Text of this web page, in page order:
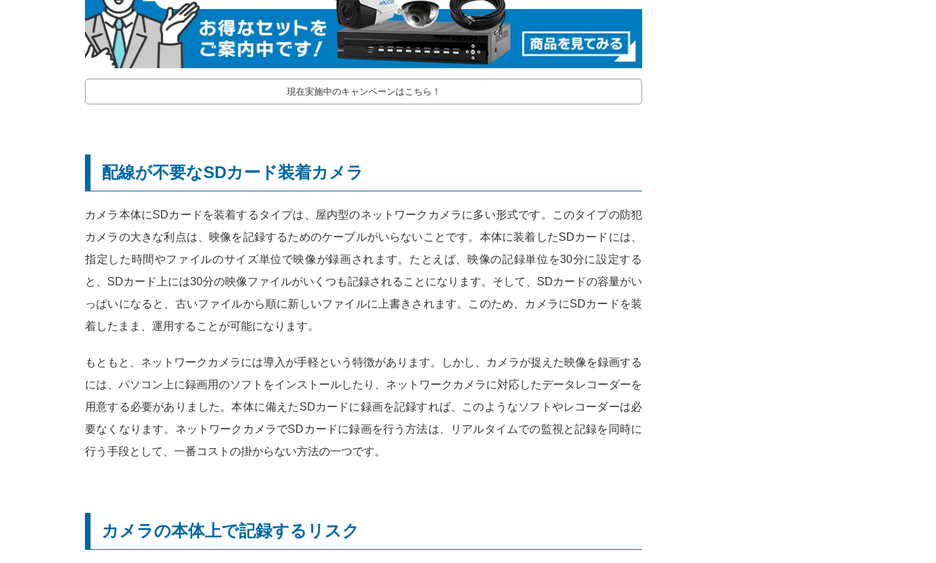
現在実施中のキャンペーンはこちら！
配線が不要なSDカード装着カメラ
カメラ本体にSDカードを装着するタイプは、屋内型のネットワークカメラに多い形式です。このタイプの防犯
カメラの大きな利点は、映像を記録するためのケーブルがいらないことです。本体に装着したSDカードには、
指定した時間やファイルのサイズ単位で映像が録画されます。たとえば、映像の記録単位を30分に設定する
と、SDカード上には30分の映像ファイルがいくつも記録されることになります。そして、SDカードの容量がい
っぱいになると、古いファイルから順に新しいファイルに上書きされます。このため、カメラにSDカードを装
着したまま、運用することが可能になります。
もともと、ネットワークカメラには導入が手軽という特徴があります。しかし、カメラが捉えた映像を録画する
には、パソコン上に録画用のソフトをインストールしたり、ネットワークカメラに対応したデータレコーダーを
用意する必要がありました。本体に備えたSDカードに録画を記録すれば、このようなソフトやレコーダーは必
要なくなります。ネットワークカメラでSDカードに録画を行う方法は、リアルタイムでの監視と記録を同時に
行う手段として、一番コストの掛からない方法の一つです。
カメラの本体上で記録するリスク